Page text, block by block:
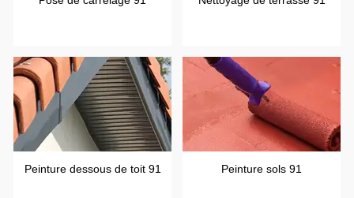
Peinture dessous de toit 91 Peinture sols 91